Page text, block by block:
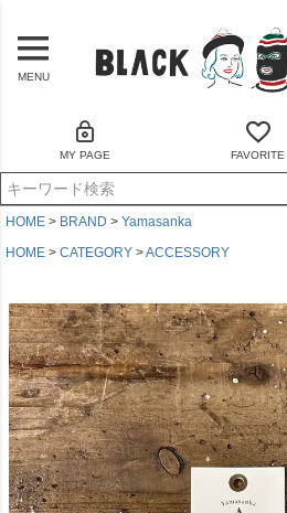
MENU
MY PAGE FAVORITE
HOME BRAND
Yamasanka
HOME
CATEGORY ACCESSORY